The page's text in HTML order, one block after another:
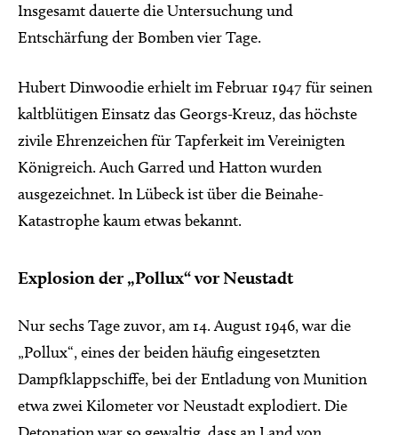
Insgesamt dauerte die Untersuchung und
Entschärfung der Bomben vier Tage.
Hubert Dinwoodie erhielt im Februar 1947 für seinen
kaltblütigen Einsatz das Georgs-Kreuz, das höchste
zivile Ehrenzeichen für Tapferkeit im Vereinigten
Königreich. Auch Garred und Hatton wurden
ausgezeichnet. In Lübeck ist über die Beinahe-
Katastrophe kaum etwas bekannt.
Explosion der „Pollux“ vor Neustadt
Nur sechs Tage zuvor, am 14. August 1946, war die
„Pollux“, eines der beiden häufig eingesetzten
Dampfklappschiffe, bei der Entladung von Munition
etwa zwei Kilometer vor Neustadt explodiert. Die